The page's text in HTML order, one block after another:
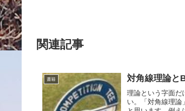
関連記事
書籍 対角線理論と
理論という字面だ
い。「対角線理